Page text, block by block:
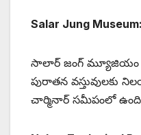
Salar Jung Museum:
సాలార్ జంగ్ మ్యూజియం
పురాతన వస్తువులకు
చార్మినార్ సమీపంలో